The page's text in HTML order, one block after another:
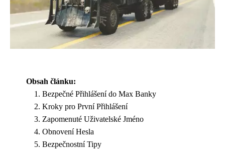
Obsah článku:
Bezpečné Přihlášení do Max Banky
Kroky pro První Přihlášení
Zapomenuté Uživatelské Jméno
Obnovení Hesla
Bezpečnostní Tipy